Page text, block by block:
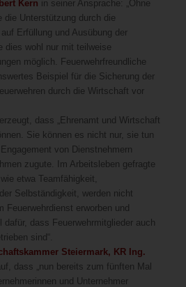
Kern in seiner Ansprache: „Ohne
die Unterstützung durch die
Erfüllung und Ausübung der
dies wohl nur mit teilweise
möglich. Feuerwehrfreundliche
Beispiel für die Sicherung der
durch die Wirtschaft vor
dass „Ehrenamt und Wirtschaft
Sie können es nicht nur, sie tun
von Dienstnehmern
zugute. Im Arbeitsleben gefragte
etwa Teamfähigkeit,
Selbständigkeit, werden nicht
Feuerwehrdienst erworben und
dass Feuerwehrmitglieder auch
sind“.
Steiermark, KR Ing.
dass „nun bereits zum fünften Mal
und Unternehmer